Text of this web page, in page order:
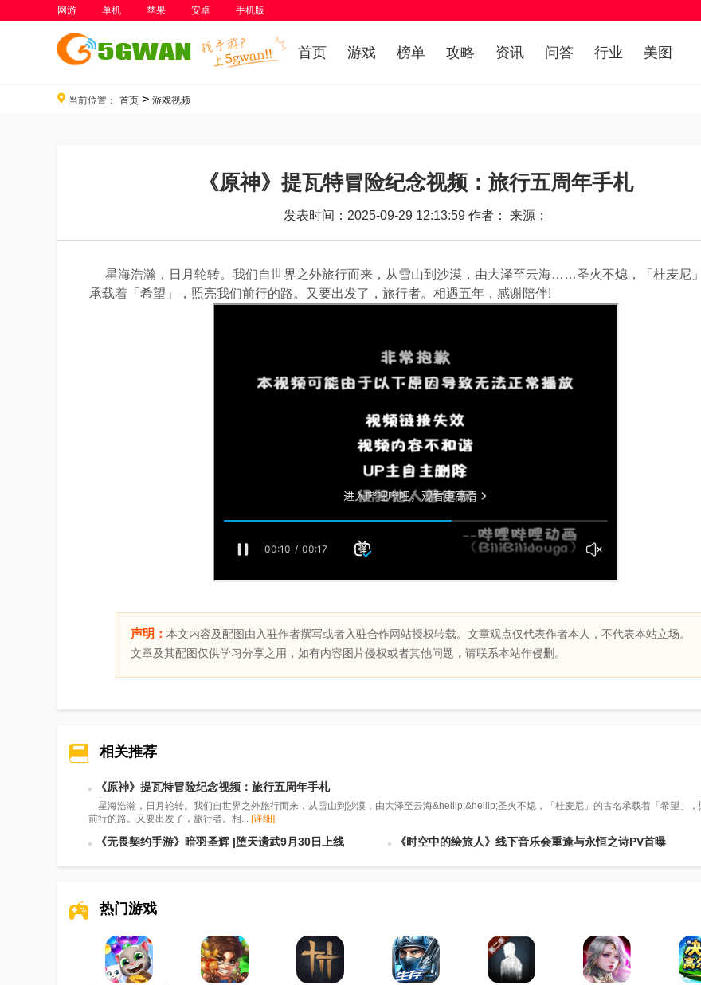
网游 单机 苹果 安卓 手机版
首页 游戏 榜单 攻略 资讯 问答 行业 美图
当前位置： 首页 > 游戏视频
《原神》提瓦特冒险纪念视频：旅行五周年手札
发表时间：2025-09-29 12:13:59 作者： 来源：
星海浩瀚，日月轮转。我们自世界之外旅行而来，从雪山到沙漠，由大泽至云海……圣火不熄，「杜麦尼
承载着「希望」，照亮我们前行的路。又要出发了，旅行者。相遇五年，感谢陪伴!
声明： 本文内容及配图由入驻作者撰写或者入驻合作网站授权转载。文章观点仅代表作者本人，不代表本站立场。
文章及其配图仅供学习分享之用，如有内容图片侵权或者其他问题，请联系本站作侵删。
相关推荐
《原神》提瓦特冒险纪念视频：旅行五周年手札
星海浩瀚，日月轮转。我们自世界之外旅行而来，从雪山到沙漠，由大泽至云海&hellip;&hellip;圣火不熄，「杜麦尼」的古名承载着「希望」，
前行的路。又要出发了，旅行者。相... [详细]
《无畏契约手游》暗羽圣辉 |堕天遗武9月30日上线 《时空中的绘旅人》线下音乐会重逢与永恒之诗PV首曝
热门游戏